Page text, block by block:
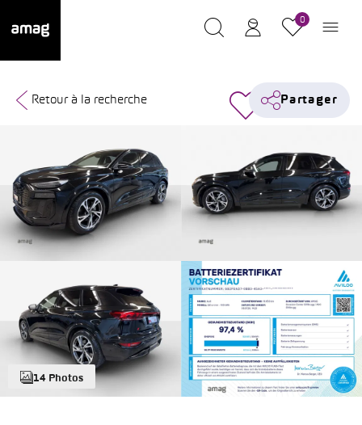
0
14 Photos
Retour à la recherche Partager